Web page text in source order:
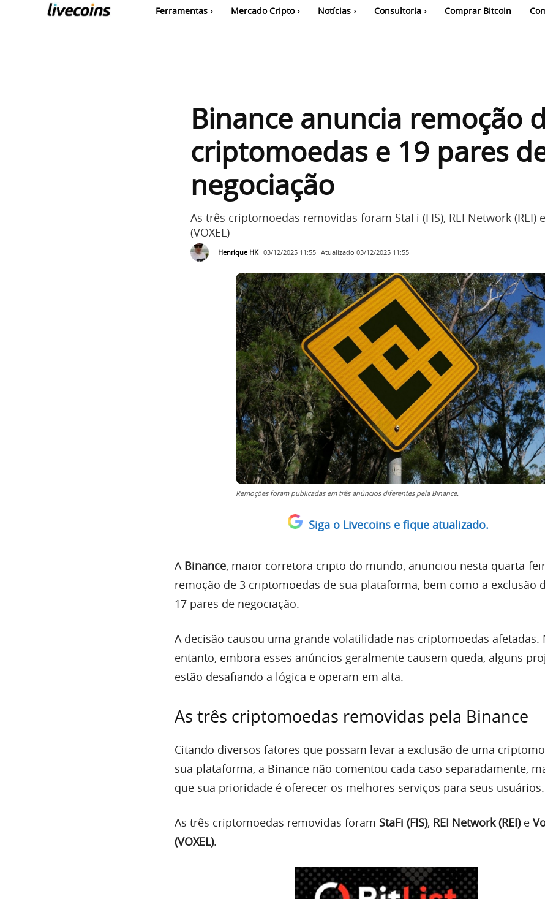
Ferramentas Mercado Cripto Notícias Consultoria Comprar Bitcoin
Binance anuncia remoção
criptomoedas e 19 pares
negociação
As três criptomoedas removidas foram StaFi (FIS), REI Network (REI)
(VOXEL)
Henrique HK 03/12/2025 11:55 Atualizado 03/12/2025 11:55
Remoções foram publicadas em três anúncios diferentes pela Binance.
Siga o Livecoins e fique atualizado.
A Binance, maior corretora cripto do mundo, anunciou nesta quarta-
remoção de 3 criptomoedas de sua plataforma, bem como a exclusão
17 pares de negociação.
A decisão causou uma grande volatilidade nas criptomoedas afetadas.
entanto, embora esses anúncios geralmente causem queda, alguns
estão desafiando a lógica e operam em alta.
As três criptomoedas removidas pela Binance
Citando diversos fatores que possam levar a exclusão de uma
sua plataforma, a Binance não comentou cada caso separadamente,
que sua prioridade é oferecer os melhores serviços para seus usuários.
As três criptomoedas removidas foram StaFi (FIS), REI Network (REI)e
(VOXEL).